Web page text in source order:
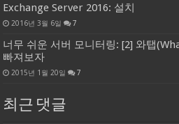
Exchange Server 2016: 설치
2016년 3월 6일 7
너무 쉬운 서버 모니터링: [2] 와탭
빠져보자
2015년 1월 20일 7
최근 댓글